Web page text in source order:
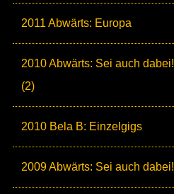
2011 Abwärts: Europa
2010 Abwärts: Sei auch dabei!
(2)
2010 Bela B: Einzelgigs
2009 Abwärts: Sei auch dabei!